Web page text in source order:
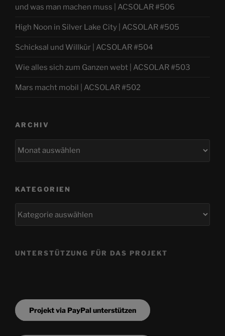
und was man machen muss | ACSOLAR #506
High Noon in Silver Lake City | ACSOLAR #505
Schicksal und Willkür | ACSOLAR #504
Wie alles sich zum Ganzen webt | ACSOLAR #503
Mars macht mobil | ACSOLAR #502
ARCHIV
KATEGORIEN
UNTERSTÜTZUNG FÜR DAS PROJEKT
Projekt via PayPal unterstützen